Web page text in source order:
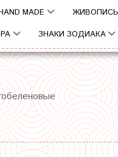
MADE
ЗНАКИ ЗОДИАКА